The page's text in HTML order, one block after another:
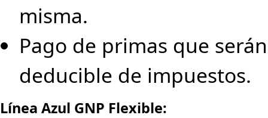
misma.
Pago de primas que serán
deducible de impuestos.
Línea Azul GNP Flexible: